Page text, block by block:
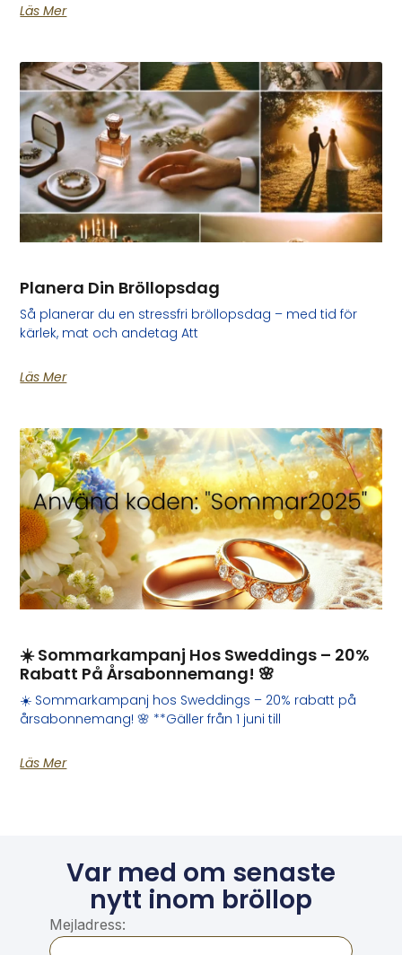
Läs Mer
Planera Din Bröllopsdag
Så planerar du en stressfri bröllopsdag – med tid för
kärlek, mat och andetag Att
Läs Mer
☀️ Sommarkampanj Hos Sweddings – 20%
Rabatt På Årsabonnemang! 🌸
☀️ Sommarkampanj hos Sweddings – 20% rabatt på
årsabonnemang! 🌸 **Gäller från 1 juni till
Läs Mer
Var med om senaste
nytt inom bröllop
Mejladress: